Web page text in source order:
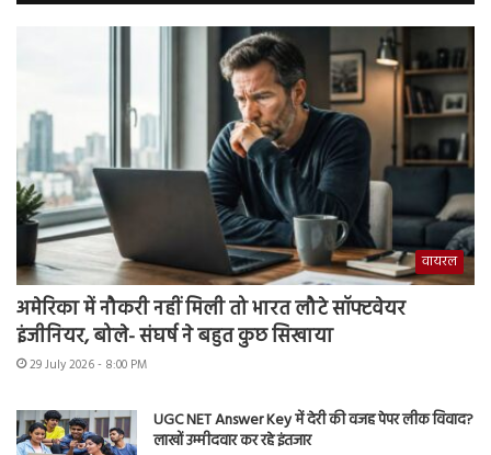
वायरल
अमेरिका में नौकरी नहीं मिली तो भारत लौटे सॉफ्टवेयर
इंजीनियर, बोले- संघर्ष ने बहुत कुछ सिखाया
29 July 2026 - 8:00 PM
UGC NET Answer Key में देरी की वजह पेपर लीक विवाद?
लाखों उम्मीदवार कर रहे इंतजार